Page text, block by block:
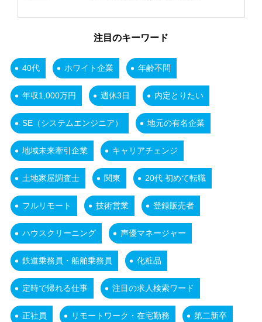
注目のキーワード
40代 ホワイト企業 年齢不問
年収1,000万円 週休3日 内定とりたい
SE（システムエンジニア） 地元の有名企業
地域未来牽引企業 キャリアチェンジ
土地家屋調査士 関東 20代 初めて転職
フルリモート 技術営業 登録販売者
ハウスクリーニング 声優マネージャー
鉄道乗務員・船舶乗務員 化粧品
定時で帰れる仕事 注目の求人検索ワード
正社員 リモートワーク・在宅勤務 第二新卒